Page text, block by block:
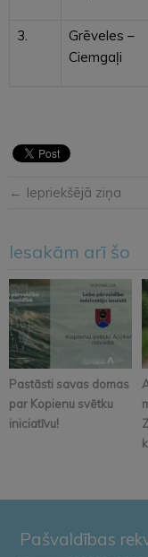
3.
Grēveles –
Ciemgaļi
← Iepriekšējā ziņa
Iesakām arī šo
Pastāsti savas domas
par Kopienu svētku
iniciatīvu!
Pašvaldības